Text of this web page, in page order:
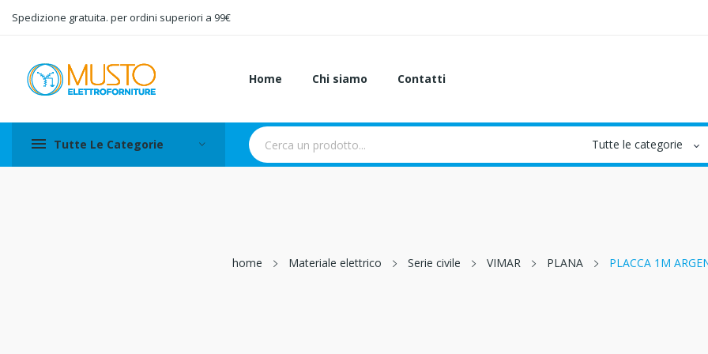
Spedizione gratuita. per ordini superiori a 99€
Home Chi siamo Contatti
Tutte Le Categorie
home Materiale elettrico Serie civile VIMAR PLANA PLACCA 1M